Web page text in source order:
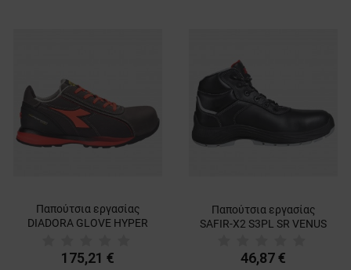
Παπούτσια εργασίας
DIADORA GLOVE HYPER
DARK GREY
175,21 €
Παπούτσια εργασίας
SAFIR-X2 S3PL SR VENUS
46,87 €